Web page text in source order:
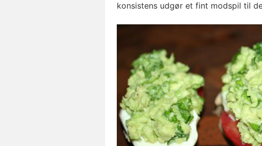
konsistens udgør et fint modspil til